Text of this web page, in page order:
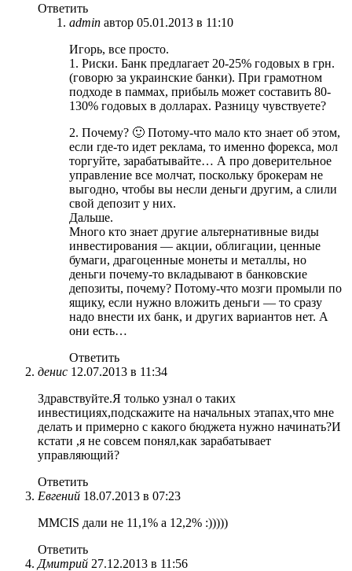
Ответить
admin автор 05.01.2013 в 11:10
Игорь, все просто.
1. Риски. Банк предлагает 20-25% годовых в грн.
(говорю за украинские банки). При грамотном
подходе в паммах, прибыль может составить 80-
130% годовых в долларах. Разницу чувствуете?
2. Почему? 🙂 Потому-что мало кто знает об этом,
если где-то идет реклама, то именно форекса, мол
торгуйте, зарабатывайте… А про доверительное
управление все молчат, поскольку брокерам не
выгодно, чтобы вы несли деньги другим, а слили
свой депозит у них.
Дальше.
Много кто знает другие альтернативные виды
инвестирования — акции, облигации, ценные
бумаги, драгоценные монеты и металлы, но
деньги почему-то вкладывают в банковские
депозиты, почему? Потому-что мозги промыли по
ящику, если нужно вложить деньги — то сразу
надо внести их банк, и других вариантов нет. А
они есть…
Ответить
денис 12.07.2013 в 11:34
Здравствуйте.Я только узнал о таких
инвестициях,подскажите на начальных этапах,что мне
делать и примерно с какого бюджета нужно начинать?И
кстати ,я не совсем понял,как зарабатывает
управляющий?
Ответить
Евгений 18.07.2013 в 07:23
MMCIS дали не 11,1% а 12,2% :)))))
Ответить
Дмитрий 27.12.2013 в 11:56